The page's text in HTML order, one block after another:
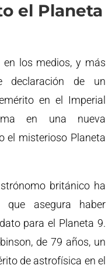
el Planeta
en los medios, y más
declaración de un
en el Imperial
en una nueva
el misterioso Planeta
británico ha
asegura haber
para el Planeta 9.
de 79 años, un
de astrofísica en el